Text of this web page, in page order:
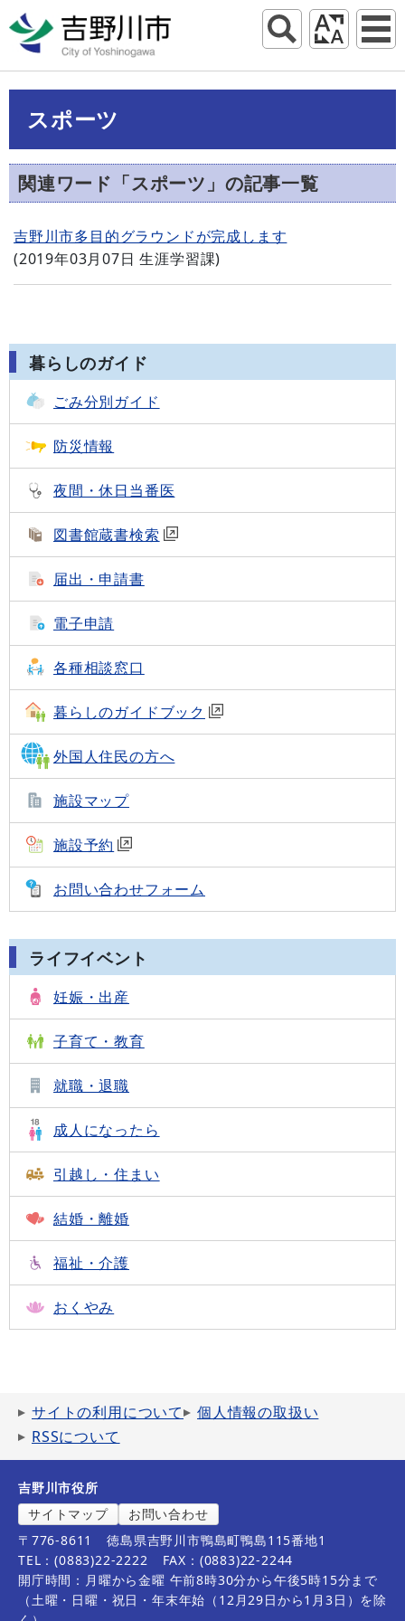
スポーツ
関連ワード「スポーツ」の記事一覧
吉野川市多目的グラウンドが完成します
(2019年03月07日 生涯学習課)
暮らしのガイド
ごみ分別ガイド
防災情報
夜間・休日当番医
図書館蔵書検索
届出・申請書
電子申請
各種相談窓口
暮らしのガイドブック
外国人住民の方へ
施設マップ
施設予約
お問い合わせフォーム
ライフイベント
妊娠・出産
子育て・教育
就職・退職
成人になったら
引越し・住まい
結婚・離婚
福祉・介護
おくやみ
サイトの利用について
個人情報の取扱い
RSSについて
吉野川市役所
サイトマップ
お問い合わせ
〒776-8611
徳島県吉野川市鴨島町鴨島115番地1
TEL：(0883)22-2222
FAX：(0883)22-2244
開庁時間：月曜から金曜 午前8時30分から午後5時15分まで
（土曜・日曜・祝日・年末年始（12月29日から1月3日）を除